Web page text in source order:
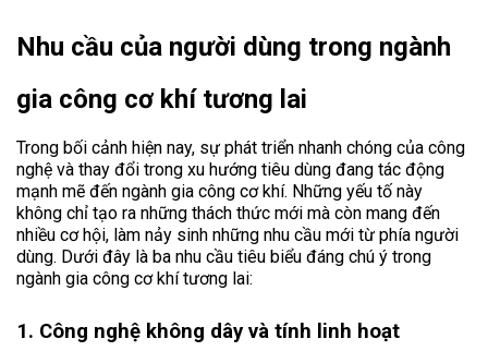
Nhu cầu của người dùng trong ngành
gia công cơ khí tương lai
Trong bối cảnh hiện nay, sự phát triển nhanh chóng của công
nghệ và thay đổi trong xu hướng tiêu dùng đang tác động
mạnh mẽ đến ngành gia công cơ khí. Những yếu tố này
không chỉ tạo ra những thách thức mới mà còn mang đến
nhiều cơ hội, làm nảy sinh những nhu cầu mới từ phía người
dùng. Dưới đây là ba nhu cầu tiêu biểu đáng chú ý trong
ngành gia công cơ khí tương lai:
1. Công nghệ không dây và tính linh hoạt